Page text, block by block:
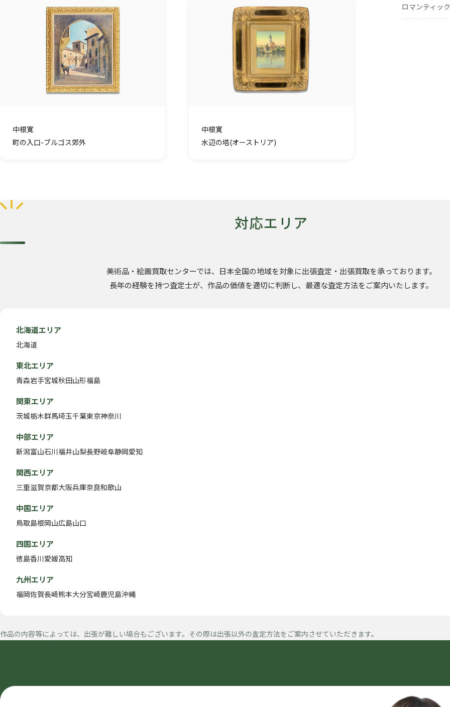
中根寛
町の入口-ブルゴス郊外
中根寛
水辺の塔(オーストリア)
ロマンティッ
対応エリア
美術品・絵画買取センターでは、日本全国の地域を対象に出張査定・出張買取を承っております。
長年の経験を持つ査定士が、作品の価値を適切に判断し、最適な査定方法をご案内いたします。
北海道エリア
北海道
東北エリア
青森岩手宮城秋田山形福島
関東エリア
茨城栃木群馬埼玉千葉東京神奈川
中部エリア
新潟富山石川福井山梨長野岐阜静岡愛知
関西エリア
三重滋賀京都大阪兵庫奈良和歌山
中国エリア
鳥取島根岡山広島山口
四国エリア
徳島香川愛媛高知
九州エリア
福岡佐賀長崎熊本大分宮崎鹿児島沖縄
作品の内容等によっては、出張が難しい場合もございます。その際は出張以外の査定方法をご案内させていただきます。